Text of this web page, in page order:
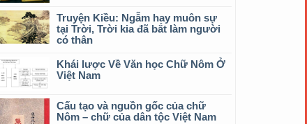
Truyện Kiều: Ngẫm hay muôn sự
tại Trời, Trời kia đã bắt làm người
có thân
Khái lược Về Văn học Chữ Nôm Ở
Việt Nam
Cấu tạo và nguồn gốc của chữ
Nôm – chữ của dân tộc Việt Nam